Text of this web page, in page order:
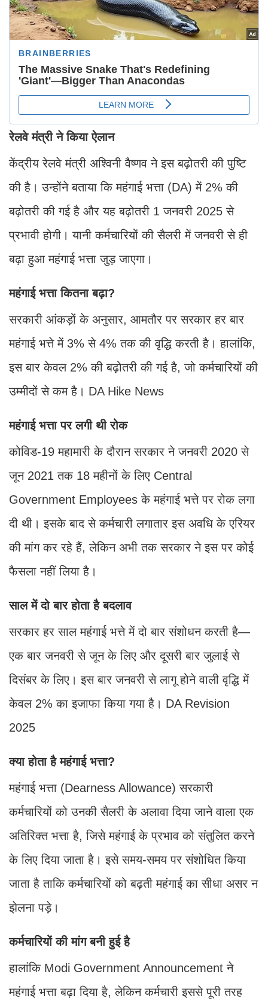
रेलवे मंत्री ने किया ऐलान
केंद्रीय रेलवे मंत्री अश्विनी वैष्णव ने इस बढ़ोतरी की पुष्टि
की है। उन्होंने बताया कि महंगाई भत्ता (DA) में 2% की
बढ़ोतरी की गई है और यह बढ़ोतरी 1 जनवरी 2025 से
प्रभावी होगी। यानी कर्मचारियों की सैलरी में जनवरी से ही
बढ़ा हुआ महंगाई भत्ता जुड़ जाएगा।
महंगाई भत्ता कितना बढ़ा?
सरकारी आंकड़ों के अनुसार, आमतौर पर सरकार हर बार
महंगाई भत्ते में 3% से 4% तक की वृद्धि करती है। हालांकि,
इस बार केवल 2% की बढ़ोतरी की गई है, जो कर्मचारियों की
उम्मीदों से कम है। DA Hike News
महंगाई भत्ता पर लगी थी रोक
कोविड-19 महामारी के दौरान सरकार ने जनवरी 2020 से
जून 2021 तक 18 महीनों के लिए Central
Government Employees के महंगाई भत्ते पर रोक लगा
दी थी। इसके बाद से कर्मचारी लगातार इस अवधि के एरियर
की मांग कर रहे हैं, लेकिन अभी तक सरकार ने इस पर कोई
फैसला नहीं लिया है।
साल में दो बार होता है बदलाव
सरकार हर साल महंगाई भत्ते में दो बार संशोधन करती है—
एक बार जनवरी से जून के लिए और दूसरी बार जुलाई से
दिसंबर के लिए। इस बार जनवरी से लागू होने वाली वृद्धि में
केवल 2% का इजाफा किया गया है। DA Revision
2025
क्या होता है महंगाई भत्ता?
महंगाई भत्ता (Dearness Allowance) सरकारी
कर्मचारियों को उनकी सैलरी के अलावा दिया जाने वाला एक
अतिरिक्त भत्ता है, जिसे महंगाई के प्रभाव को संतुलित करने
के लिए दिया जाता है। इसे समय-समय पर संशोधित किया
जाता है ताकि कर्मचारियों को बढ़ती महंगाई का सीधा असर न
झेलना पड़े।
कर्मचारियों की मांग बनी हुई है
हालांकि Modi Government Announcement ने
महंगाई भत्ता बढ़ा दिया है, लेकिन कर्मचारी इससे पूरी तरह